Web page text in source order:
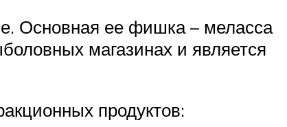
Основная ее фишка – меласса
магазинах и является
продуктов: